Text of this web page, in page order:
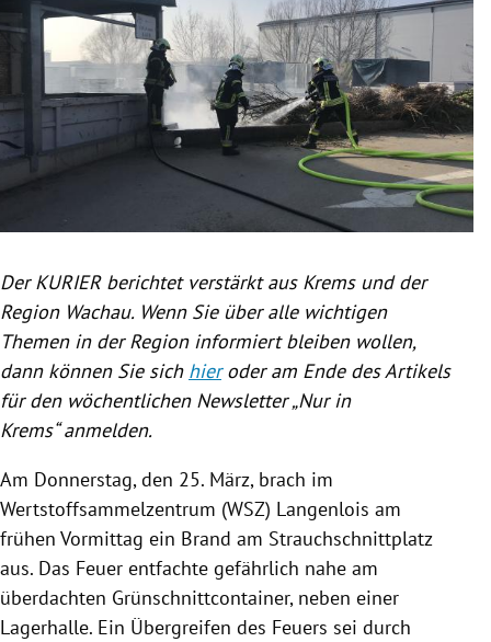
Untermenü
Untermenü
Untermenü
Untermenü
Untermenü
Untermenü
Der KURIER berichtet verstärkt aus Krems und der
Region Wachau. Wenn Sie über alle wichtigen
Themen in der Region informiert bleiben wollen,
dann können Sie sich hieroder am Ende des Artikels
für den wöchentlichen Newsletter „Nur in
Krems“ anmelden.
Am Donnerstag, den 25. März, brach im
Wertstoffsammelzentrum (WSZ) Langenlois am
frühen Vormittag ein Brand am Strauchschnittplatz
aus. Das Feuer entfachte gefährlich nahe am
überdachten Grünschnittcontainer, neben einer
Lagerhalle. Ein Übergreifen des Feuers sei durch